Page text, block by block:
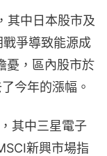
其中日本股市及
爭導致能源成
憂，區內股市於
今年的漲幅。
其中三星電子
新興市場指